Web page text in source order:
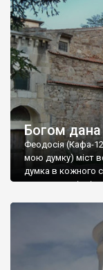
Богом
Феодосія (Кафа-
мою думку) міст
думка в кожного
запрошую